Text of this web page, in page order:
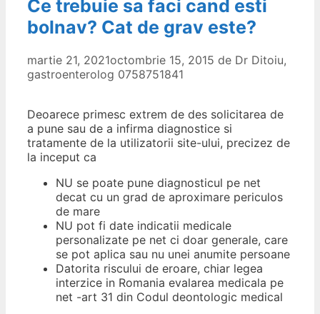
Ce trebuie sa faci cand esti
bolnav? Cat de grav este?
martie 21, 2021octombrie 15, 2015 de Dr Ditoiu,
gastroenterolog 0758751841
Deoarece primesc extrem de des solicitarea de
a pune sau de a infirma diagnostice si
tratamente de la utilizatorii site-ului, precizez de
la inceput ca
NU se poate pune diagnosticul pe net
decat cu un grad de aproximare periculos
de mare
NU pot fi date indicatii medicale
personalizate pe net ci doar generale, care
se pot aplica sau nu unei anumite persoane
Datorita riscului de eroare, chiar legea
interzice in Romania evalarea medicala pe
net -art 31 din Codul deontologic medical